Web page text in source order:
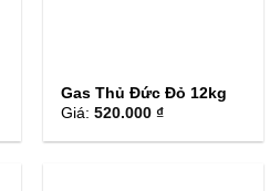
Gas Thủ Đức Đỏ 12kg
Giá:520.000 ₫